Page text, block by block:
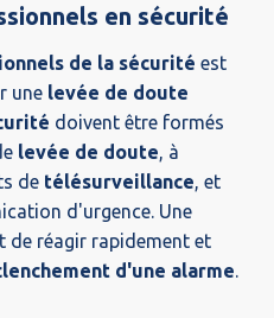
en sécurité
de la sécurité est
une levée de doute
doivent être formés
levée de doute , à
de télésurveillance , et
d'urgence. Une
de réagir rapidement et
d'une alarme